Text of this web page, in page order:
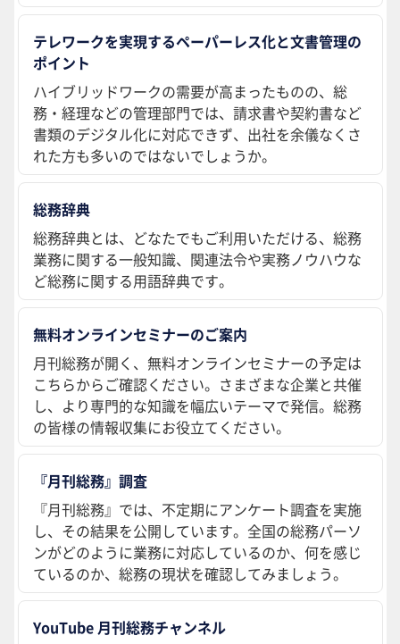
テレワークを実現するペーパーレス化と文書管理の
ポイント
ハイブリッドワークの需要が高まったものの、総
務・経理などの管理部門では、請求書や契約書など
書類のデジタル化に対応できず、出社を余儀なくさ
れた方も多いのではないでしょうか。
総務辞典
総務辞典とは、どなたでもご利用いただける、総務
業務に関する一般知識、関連法令や実務ノウハウな
ど総務に関する用語辞典です。
無料オンラインセミナーのご案内
月刊総務が開く、無料オンラインセミナーの予定は
こちらからご確認ください。さまざまな企業と共催
し、より専門的な知識を幅広いテーマで発信。総務
の皆様の情報収集にお役立てください。
『月刊総務』調査
『月刊総務』では、不定期にアンケート調査を実施
し、その結果を公開しています。全国の総務パーソ
ンがどのように業務に対応しているのか、何を感じ
ているのか、総務の現状を確認してみましょう。
YouTube 月刊総務チャンネル